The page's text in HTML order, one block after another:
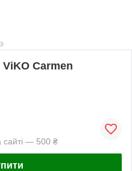
ViKO Carmen
сайті — 500 ₴